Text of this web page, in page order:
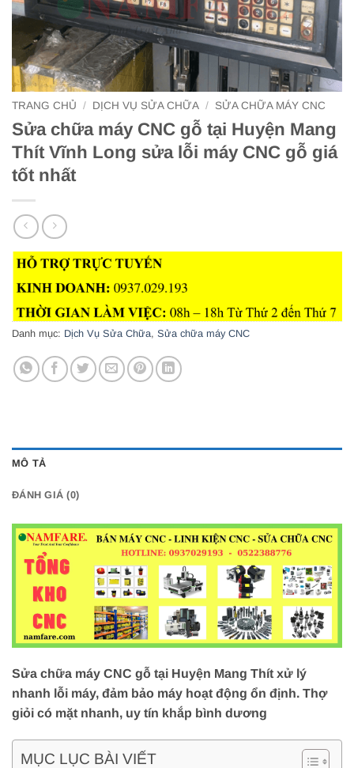
TRANG CHỦ / DỊCH VỤ SỬA CHỮA / SỬA CHỮA MÁY CNC
Sửa chữa máy CNC gỗ tại Huyện Mang
Thít Vĩnh Long sửa lỗi máy CNC gỗ giá
tốt nhất
Danh mục: Dịch Vụ Sửa Chữa, Sửa chữa máy CNC
MÔ TẢ
ĐÁNH GIÁ (0)
Sửa chữa máy CNC gỗ tại Huyện Mang Thít xử lý
nhanh lỗi máy, đảm bảo máy hoạt động ổn định. Thợ
giỏi có mặt nhanh, uy tín khắp bình dương
MỤC LỤC BÀI VIẾT